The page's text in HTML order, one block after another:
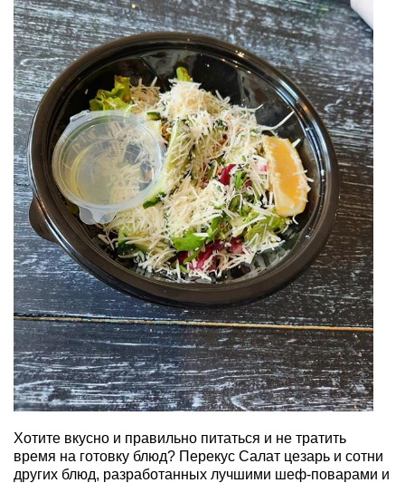
Хотите вкусно и правильно питаться и не тратить
время на готовку блюд? Перекус Салат цезарь и сотни
других блюд, разработанных лучшими шеф-поварами и